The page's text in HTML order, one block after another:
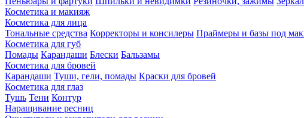
Косметика и макияж
Косметика для лица
Тональные средства Корректоры и консилеры Праймеры и базы под
Косметика для губ
Помады Карандаши Блески Бальзамы
Косметика для бровей
Карандаши Туши, гели, помады Краски для бровей
Косметика для глаз
Тушь Тени Контур
Наращивание ресниц